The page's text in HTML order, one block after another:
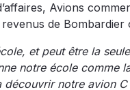
Avions
de Bombardier
et peut être la
notre école comme
notre avion